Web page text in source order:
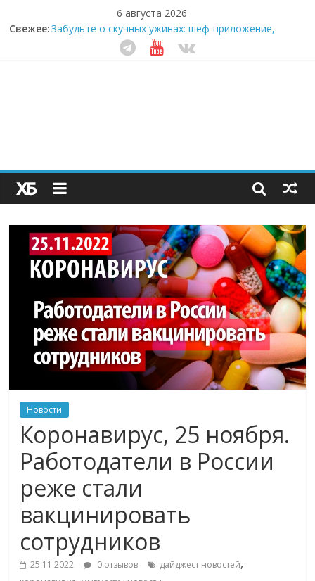
6 августа 2026
Свежее:Забудьте о скучных ужинах: шеф-приложение,
которое видит вашу еду насквозь
Небо зовёт: как бизнес на полётах дронов и
Секрет супергидратации: почему кокосовая вода с
пребиотиками становится главным трендом
здорового питания
Новости
Коронавирус, 25 ноября.
Работодатели в России
реже стали
вакцинировать
сотрудников
25.11.2022 0 отзывов дайджест новостей,